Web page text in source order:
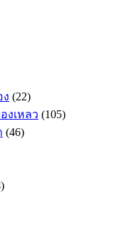
(22)
งเหลว (105)
(46)